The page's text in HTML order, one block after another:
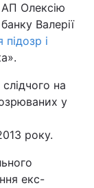
АП Олексію
Валерії
і
на
у
року.
екс-